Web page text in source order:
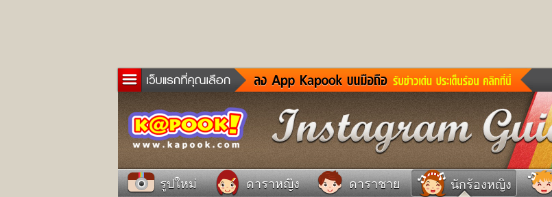
ข่าวด่วน ข่าวสั้น
ละคร
หนังใหม่
เกม
หมากรุกไทย
ดูดวง
ทำนายฝัน
ผู้ชาย
ผลบอล
รูปใหม่ ดาราหญิง ดาราชาย นักร้องหญิง